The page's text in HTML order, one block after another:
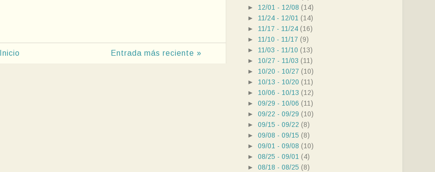
Entrada más reciente »
Inicio
► 12/01 - 12/08 (14)
► 11/24 - 12/01 (14)
► 11/17 - 11/24 (16)
► 11/10 - 11/17 (9)
► 11/03 - 11/10 (13)
► 10/27 - 11/03 (11)
► 10/20 - 10/27 (10)
► 10/13 - 10/20 (11)
► 10/06 - 10/13 (12)
► 09/29 - 10/06 (11)
► 09/22 - 09/29 (10)
► 09/15 - 09/22 (8)
► 09/08 - 09/15 (8)
► 09/01 - 09/08 (10)
► 08/25 - 09/01 (4)
► 08/18 - 08/25 (8)